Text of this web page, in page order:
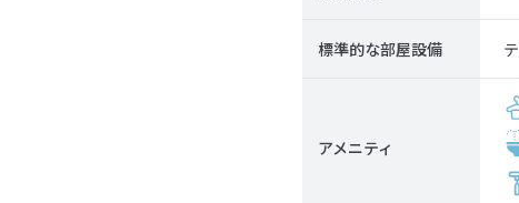
標準的な部屋設備
アメニティ